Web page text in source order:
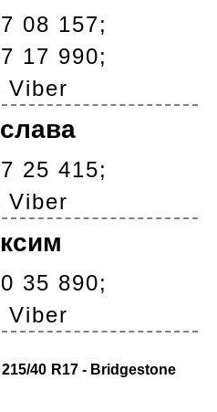
08 157;
17 990;
Viber
25 415;
Viber
35 890;
Viber
40 R17 - Bridgestone